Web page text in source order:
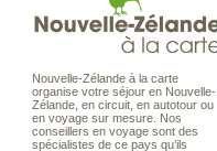
Nouvelle-Zélande à la carte
organise votre séjour en Nouvelle-
Zélande, en circuit, en autotour ou
en voyage sur mesure. Nos
conseillers en voyage sont des
spécialistes de ce pays qu’ils